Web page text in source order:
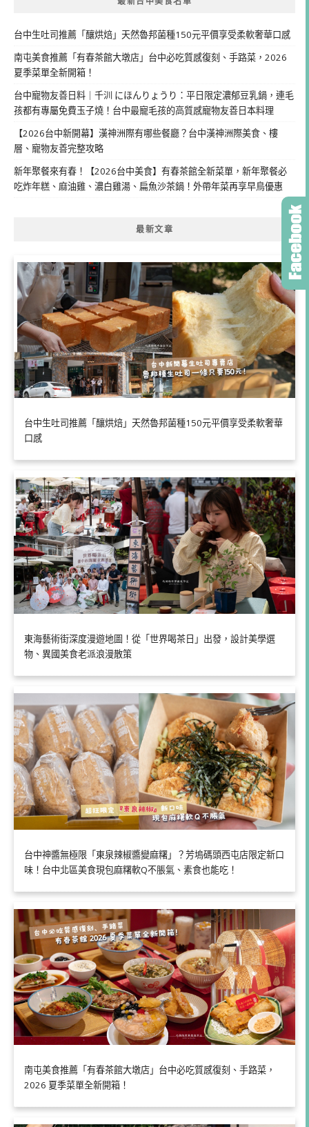
台中生吐司推薦「釀烘焙」天然魯邦菌種150元平價享受柔軟奢華口感
南屯美食推薦「有春茶館大墩店」台中必吃質感復刻、手路菜，2026
夏季菜單全新開箱！
台中寵物友善日料｜千汌 にほんりょうり：平日限定濃郁豆乳鍋，連毛
孩都有專屬免費玉子燒！台中最寵毛孩的高質感寵物友善日本料理
【2026台中新開幕】漢神洲際有哪些餐廳？台中漢神洲際美食、樓
層、寵物友善完整攻略
新年聚餐來有春！【2026台中美食】有春茶館全新菜單，新年聚餐必
吃炸年糕、麻油雞、濃白雞湯、扁魚沙茶鍋！外帶年菜再享早鳥優惠
最新文章
台中生吐司推薦「釀烘焙」天然魯邦菌種150元平價享受柔軟奢華
口感
東海藝術街深度漫遊地圖！從「世界喝茶日」出發，設計美學選
物、異國美食老派浪漫散策
台中神醬無極限「東泉辣椒醬變麻糬」？芳塢碼頭西屯店限定新口
味！台中北區美食現包麻糬軟Q不脹氣、素食也能吃！
南屯美食推薦「有春茶館大墩店」台中必吃質感復刻、手路菜，
2026 夏季菜單全新開箱！